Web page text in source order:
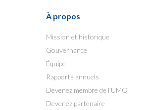
À propos
Mission et historique
Gouvernance
Équipe
Rapports annuels
Devenez membre de l’UMQ
Devenez partenaire